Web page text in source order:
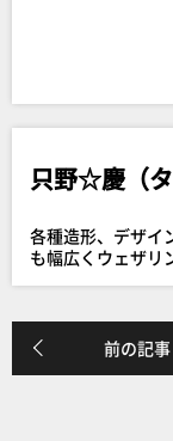
只野☆慶（タ
各種造形、デザイ
も幅広くウェザリ
前の記事